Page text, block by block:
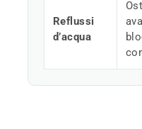
Reflussi
d’acqua